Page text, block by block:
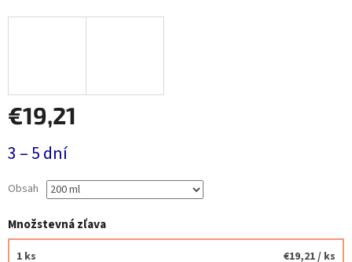
€19,21
cena:
3 – 5 dní
Obsah
Množstevná zľava
1 ks €19,21/ ks